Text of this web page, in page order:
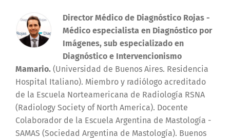
Director Médico de Diagnóstico Rojas -
Médico especialista en Diagnóstico por
Imágenes, sub especializado en
Diagnóstico e Intervencionismo
Mamario. (Universidad de Buenos Aires. Residencia
Hospital Italiano). Miembro y radiólogo acreditado
de la Escuela Norteamericana de Radiología RSNA
(Radiology Society of North America). Docente
Colaborador de la Escuela Argentina de Mastología -
SAMAS (Sociedad Argentina de Mastología). Buenos